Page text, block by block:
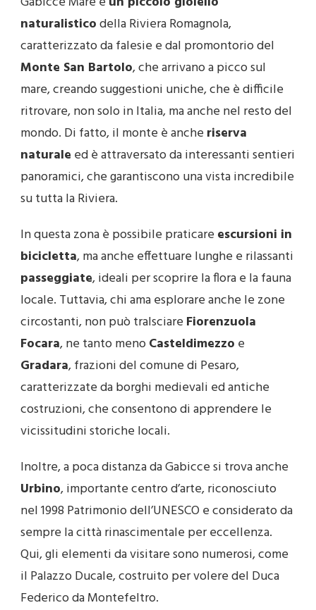
naturalisticodella Riviera Romagnola,
caratterizzato da falesie e dal promontorio del
Monte San Bartolo, che arrivano a picco sul
mare, creando suggestioni uniche, che è difficile
ritrovare, non solo in Italia, ma anche nel resto del
mondo. Di fatto, il monte è anche riserva
naturale ed è attraversato da interessanti sentieri
panoramici, che garantiscono una vista incredibile
su tutta la Riviera.
In questa zona è possibile praticare escursioni in
bicicletta, ma anche effettuare lunghe e rilassanti
passeggiate, ideali per scoprire la flora e la fauna
locale. Tuttavia, chi ama esplorare anche le zone
circostanti, non può tralsciare Fiorenzuola
Focara, ne tanto menoCasteldimezzo e
Gradara, frazioni del comune di Pesaro,
caratterizzate da borghi medievali ed antiche
costruzioni, che consentono di apprendere le
vicissitudini storiche locali.
Inoltre, a poca distanza da Gabicce si trova anche
Urbino, importante centro d’arte, riconosciuto
nel 1998 Patrimonio dell’UNESCO e considerato da
sempre la città rinascimentale per eccellenza.
Qui, gli elementi da visitare sono numerosi, come
il Palazzo Ducale, costruito per volere del Duca
Federico da Montefeltro.